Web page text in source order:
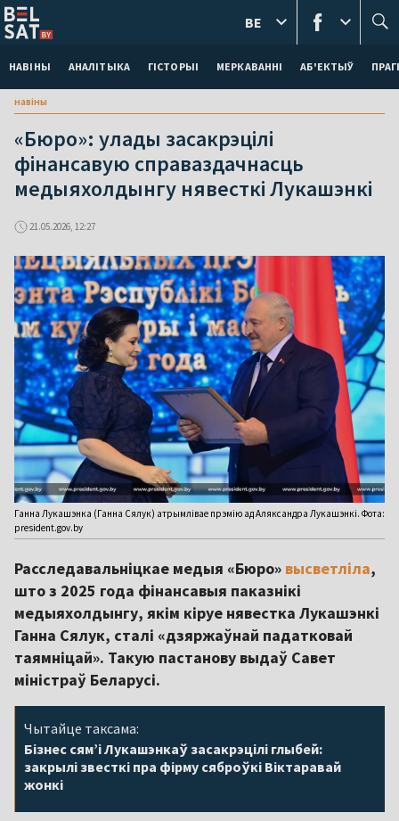
НАВІНЫ АНАЛІТЫКА ГІСТОРЫІ МЕРКАВАННI АБ'ЕКТЫЎ
BE
навіны
«Бюро»: улады засакрэцілі
фінансавую справаздачнасць
медыяхолдынгу нявесткі Лукашэнкі
21.05.2026, 12:27
Ганна Лукашэнка (Ганна Сялук) атрымлівае прэмію ад Аляксандра Лукашэнкі. Фота:
president.gov.by
Расследавальніцкае медыя «Бюро» высветліла,
што з 2025 года фінансавыя паказнікі
медыяхолдынгу, якім кіруе нявестка Лукашэнкі
Ганна Сялук, сталі «дзяржаўнай падатковай
таямніцай». Такую пастанову выдаў Савет
міністраў Беларусі.
Чытайце таксама:
Бізнес сям’і Лукашэнкаў засакрэцілі глыбей:
закрылі звесткі пра фірму сяброўкі Віктаравай
жонкі